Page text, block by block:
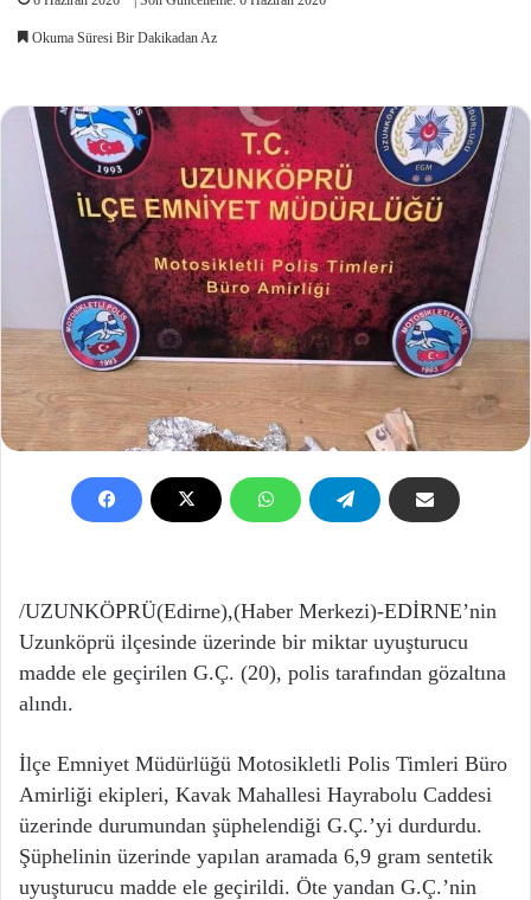
Okuma Süresi Bir Dakikadan Az
/UZUNKÖPRÜ(Edirne),(Haber Merkezi)-EDİRNE’nin
Uzunköprü ilçesinde üzerinde bir miktar uyuşturucu
madde ele geçirilen G.Ç. (20), polis tarafından gözaltına
alındı.
İlçe Emniyet Müdürlüğü Motosikletli Polis Timleri Büro
Amirliği ekipleri, Kavak Mahallesi Hayrabolu Caddesi
üzerinde durumundan şüphelendiği G.Ç.’yi durdurdu.
Şüphelinin üzerinde yapılan aramada 6,9 gram sentetik
uyuşturucu madde ele geçirildi. Öte yandan G.Ç.’nin